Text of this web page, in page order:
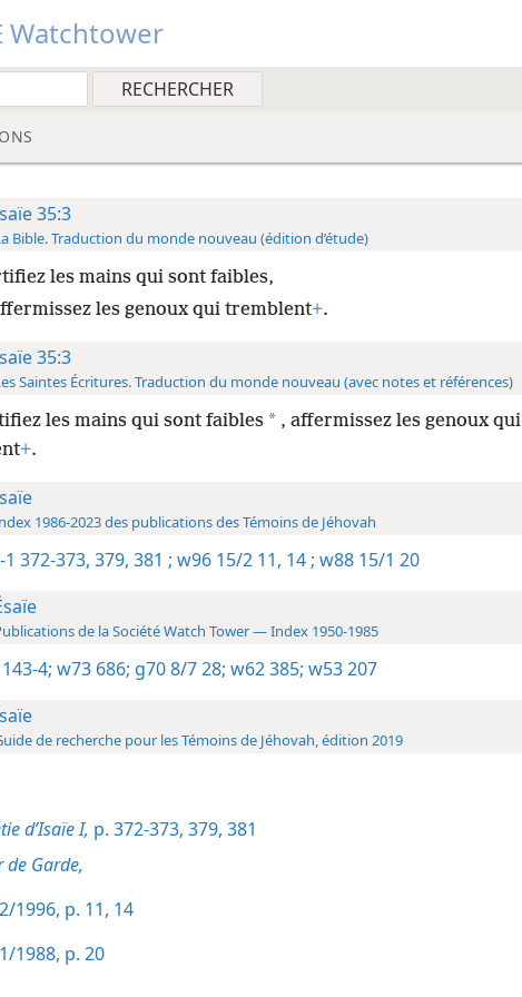
Watchtower
35:3
Bible. Traduction du monde nouveau (édition d’étude)
les mains qui sont faibles,
les genoux qui tremblent+.
35:3
Saintes Écritures. Traduction du monde nouveau (avec notes et références)
les mains qui sont faibles * , affermissez les genoux qui
+.
1986-2023 des publications des Témoins de Jéhovah
1 372-373, 379, 381 ; w96 15/2 11, 14 ; w88 15/1 20
de la Société Watch Tower — Index 1950-1985
4; w73 686; g70 8/7 28; w62 385; w53 207
de recherche pour les Témoins de Jéhovah, édition 2019
d’Isaïe I, p. 372-373, 379, 381
de Garde,
1996, p. 11, 14
1988, p. 20